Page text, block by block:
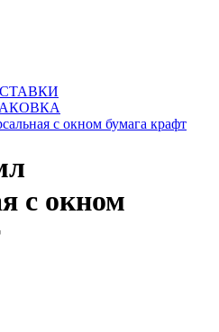
с окном бумага крафт
с окном